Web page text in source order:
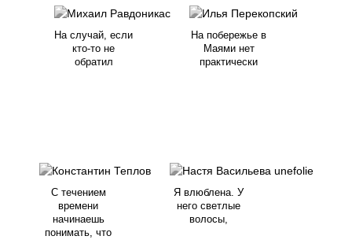
На случай, если
кто-то не
обратил
На побережье в
Маями нет
практически
С течением
времени
начинаешь
понимать, что
Я влюблена. У
него светлые
волосы,